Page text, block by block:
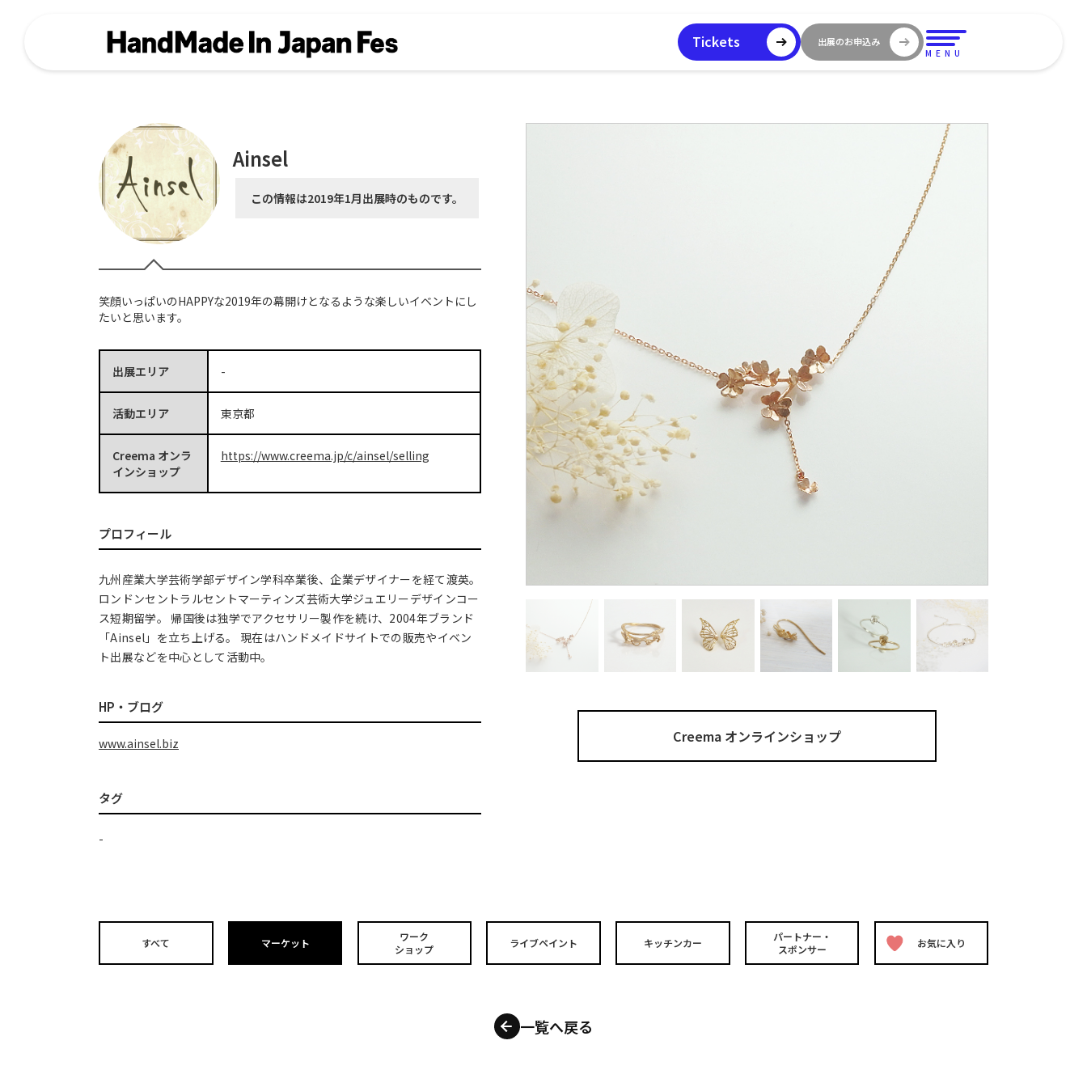
Tickets 出展のお申込み
MENU
Ainsel
この情報は2019年1月出展時のものです。
笑顔いっぱいのHAPPYな2019年の幕開けとなるような楽しいイベントにし
たいと思います。
出展エリア -
活動エリア 東京都
Creema オンラ
インショップ
https://www.creema.jp/c/ainsel/selling
プロフィール
九州産業大学芸術学部デザイン学科卒業後、企業デザイナーを経て渡英。
ロンドンセントラルセントマーティンズ芸術大学ジュエリーデザインコー
ス短期留学。 帰国後は独学でアクセサリー製作を続け、2004年ブランド
「Ainsel」を立ち上げる。 現在はハンドメイドサイトでの販売やイベン
ト出展などを中心として活動中。
HP・ブログ
www.ainsel.biz
タグ
-
Creema オンラインショップ
すべて マーケット
ワーク
ショップ
ライブペイント キッチンカー
パートナー・
スポンサー
お気に入り
一覧へ戻る